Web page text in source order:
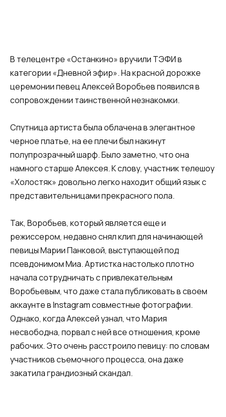
В телецентре «Останкино» вручили ТЭФИ в
категории «Дневной эфир». На красной дорожке
церемонии певец Алексей Воробьев появился в
сопровождении таинственной незнакомки.
Спутница артиста была облачена в элегантное
черное платье, на ее плечи был накинут
полупрозрачный шарф. Было заметно, что она
намного старше Алексея. К слову, участник телешоу
«Холостяк» довольно легко находит общий язык с
представительницами прекрасного пола.
Так, Воробьев, который является еще и
режиссером, недавно снял клип для начинающей
певицы Марии Панковой, выступающей под
псевдонимом Миа. Артистка настолько плотно
начала сотрудничать с привлекательным
Воробьевым, что даже стала публиковать в своем
аккаунте в Instagram совместные фотографии.
Однако, когда Алексей узнал, что Мария
несвободна, порвал с ней все отношения, кроме
рабочих. Это очень расстроило певицу: по словам
участников съемочного процесса, она даже
закатила грандиозный скандал.